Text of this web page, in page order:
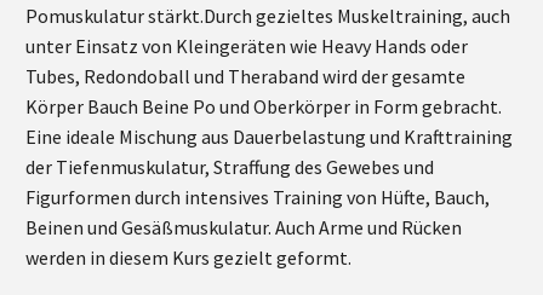
Pomuskulatur stärkt.Durch gezieltes Muskeltraining, auch
unter Einsatz von Kleingeräten wie Heavy Hands oder
Tubes, Redondoball und Theraband wird der gesamte
Körper Bauch Beine Po und Oberkörper in Form gebracht.
Eine ideale Mischung aus Dauerbelastung und Krafttraining
der Tiefenmuskulatur, Straffung des Gewebes und
Figurformen durch intensives Training von Hüfte, Bauch,
Beinen und Gesäßmuskulatur. Auch Arme und Rücken
werden in diesem Kurs gezielt geformt.